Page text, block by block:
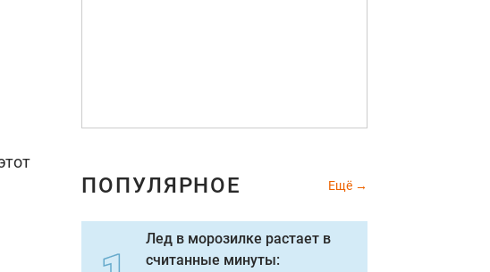
ПОПУЛЯРНОЕ Ещё
Лед в морозилке растает в
считанные минуты: